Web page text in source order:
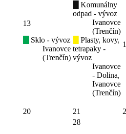
13
Sklo - vývoz
Ivanovce
(Trenčín)
Komunálny
odpad - vývoz
Ivanovce
(Trenčín)
Plasty, kovy,
tetrapaky -
vývoz
Ivanovce
- Dolina,
Ivanovce
(Trenčín)
20 21
28